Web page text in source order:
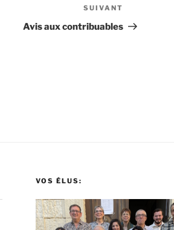
suivant
SUIVANT
Avis aux contribuables
VOS ÉLUS: